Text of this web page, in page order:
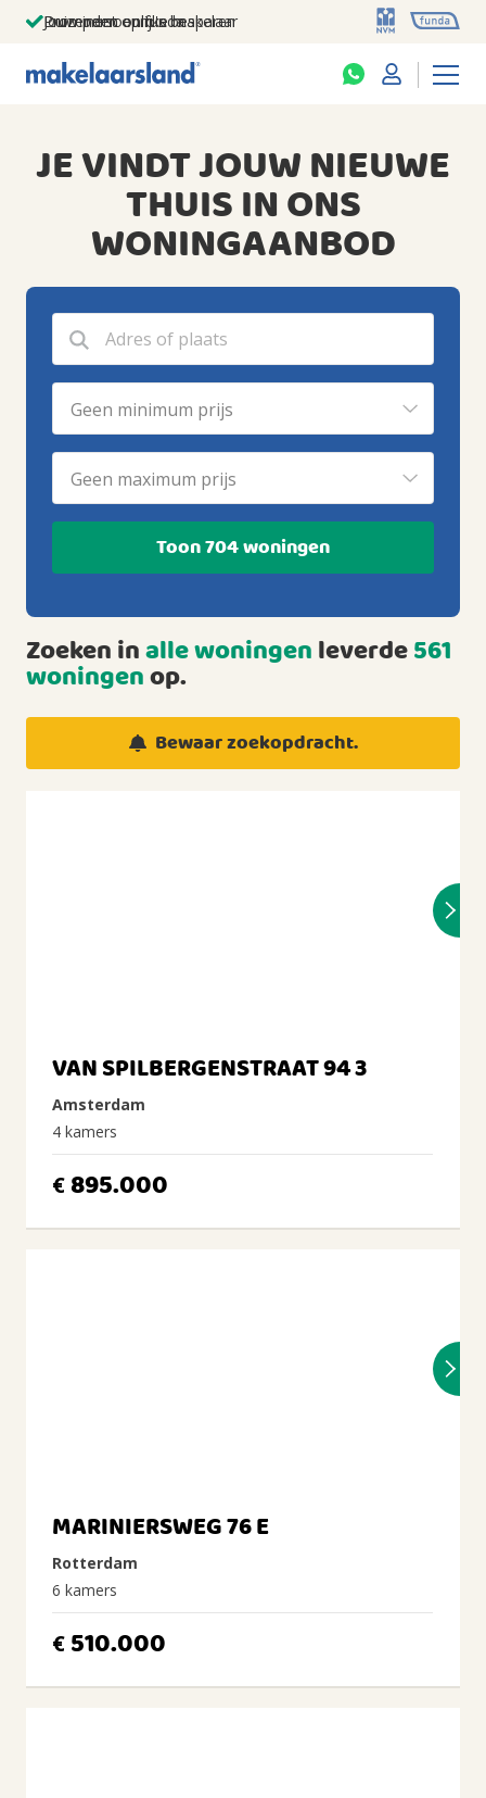
Jouw persoonlijke makelaar
Duizenden euro's besparen
Prominent op funda
JE VINDT JOUW NIEUWE
THUIS IN ONS
WONINGAANBOD
Toon 704 woningen
Zoeken inalle woningenleverde561
woningenop.
Bewaar zoekopdracht.
VAN SPILBERGENSTRAAT 94 3
Amsterdam
4 kamers
€ 895.000
MARINIERSWEG 76 E
Rotterdam
6 kamers
€ 510.000